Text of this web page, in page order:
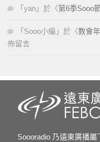
「 yan 」於〈第6季Sooo
「 Sooo小編 」於〈教會
佈留言
Soooradio 乃遠東廣播